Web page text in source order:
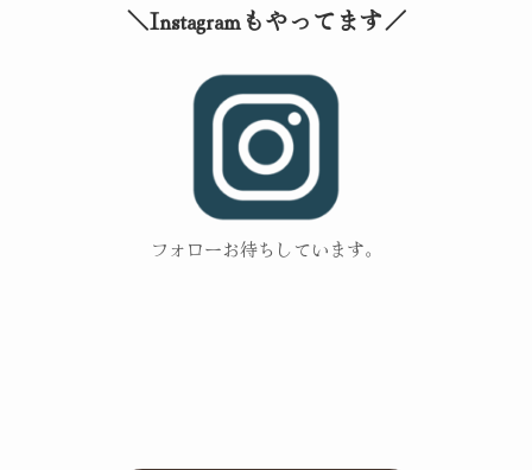
＼Instagramもやってます／
フォローお待ちしています。